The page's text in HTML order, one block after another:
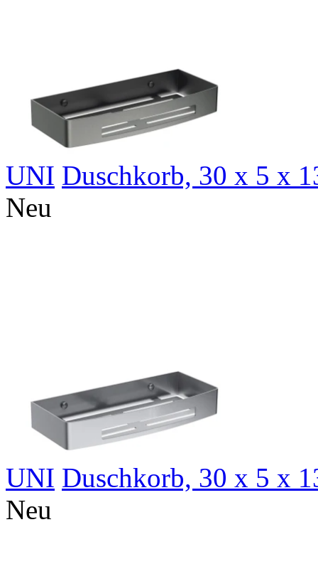
UNI Duschkorb, 30 x 5 x
Neu
UNI Duschkorb, 30 x 5 x
Neu